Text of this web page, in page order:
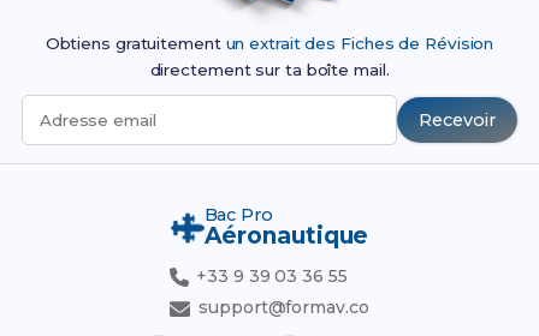
Obtiens gratuitement un extrait des Fiches de Révision
directement sur ta boîte mail.
Adresse email Recevoir
Bac Pro
Aéronautique
+33 9 39 03 36 55
support@formav.co